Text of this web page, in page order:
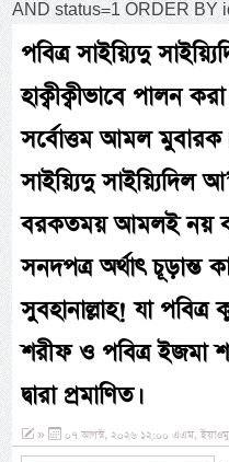
AND status=1 ORDER BY
পবিত্র সাইয়্যিদু
হাক্বীক্বীভাবে পালন
সর্বোত্তম আমল মুবারক।
সাইয়্যিদু সাইয়্যিদিল
বরকতময় আমলই নয়
সনদপত্র অর্থাৎ চূড়ান্ত
সুবহানাল্লাহ! যা
শরীফ ও পবিত্র ইজমা
দ্বারা প্রমাণিত।
» ০৭ আগস্ট, ২০২৬ ১২:০০ এএম,